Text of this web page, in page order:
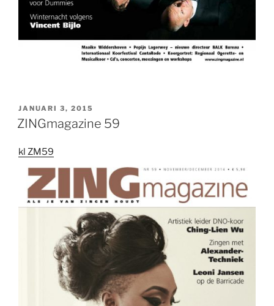
GEPLAATST
OP
JANUARI 3, 2015
ZINGmagazine 59
kl ZM59